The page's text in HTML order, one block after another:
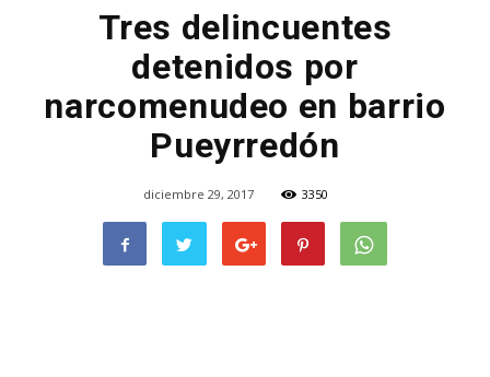
Tres delincuentes
detenidos por
narcomenudeo en barrio
Pueyrredón
diciembre 29, 2017 3350